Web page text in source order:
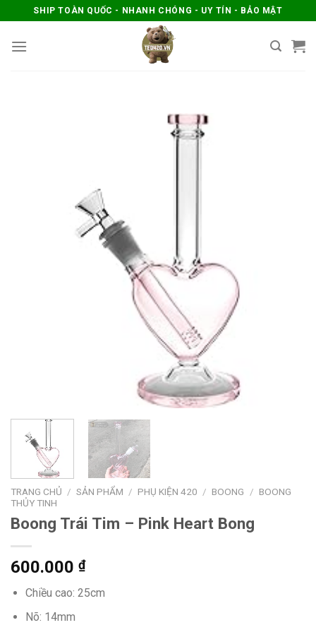
to
content
SHIP TOÀN QUỐC - NHANH CHÓNG - UY TÍN - BẢO MẬT
TRANG CHỦ / SẢN PHẨM / PHỤ KIỆN 420 / BOONG / BOONG
THỦY TINH
Boong Trái Tim – Pink Heart Bong
600.000 ₫
Chiều cao: 25cm
Nõ: 14mm